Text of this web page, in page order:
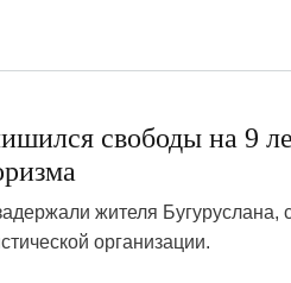
свободы на 9
жителя
организации.